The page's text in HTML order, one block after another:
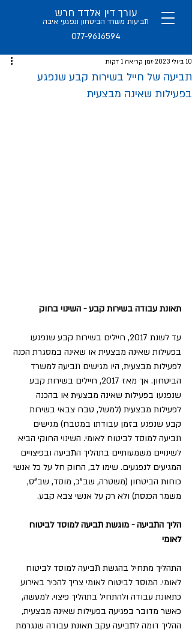
077-9616594
עורך דין אלדד חרש
תביעות משרד הביטחון ונפגעי איבה
תביעה של חייל בשירות קבע שנפגע
בפעילות שאינה מבצעית
10 ביולי 2023 זמן קריאה 1 דקות
תאונת עבודה בשירות קבע - השינוי בחוק
עד לשנת 2017, חיילים בשירות קבע שנפגעו
בפעילות שאינה מבצעית או שאינה במסגרת הכנה
לפעילות מבצעית, היו מגישים תביעה למשרד
הביטחון. אך מאז 2017, חיילים בשירות קבע
שנפגעו בפעילות שאינה מבצעית או בהכנה
לפעילות מבצעית (למשל, טבח צבאי בשירות
קבע שנפגע בזמן עבודתו במטבח) מגישים
תביעה למוסד לביטוח לאומי. השינוי החוקי הביא
לשינויים משמעותיים בתהליך התביעה ובפיצויים
המגיעים לנפגעים. שימו לב, החוק חל על כל אנשי
כוחות הביטחון (משטרה, שב"כ, מוסד, שב"ס,
משמר הכנסת) ולא רק על אנשי צבא קבע.
הליך התביעה - מוגשת תביעה למוסד לביטוח
לאומי
התהליך מתחיל בהגשת תביעה למוסד לביטוח
לאומי. המוסד לביטוח לאומי צריך להכיר באירוע
כתאונת עבודה ולהתחיל בתהליך פיצוי. למעשה,
כאשר מדובר בפגיעה בפעילות שאינה מבצעית,
ההליך דומה לתביעה עקב תאונת עבודה שנגרמת